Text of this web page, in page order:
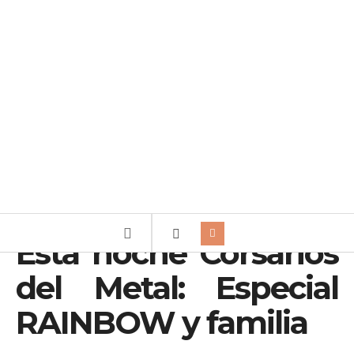
Esta noche Corsarios
del Metal: Especial
RAINBOW y familia